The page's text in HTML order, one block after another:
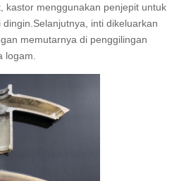
kastor menggunakan penjepit untuk
inti dikeluarkan
memutarnya di penggilingan
logam.